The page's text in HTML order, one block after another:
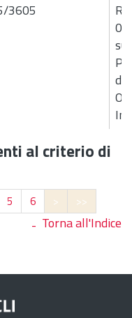
3605
al criterio di
5 6 > >>
Torna all'Indice